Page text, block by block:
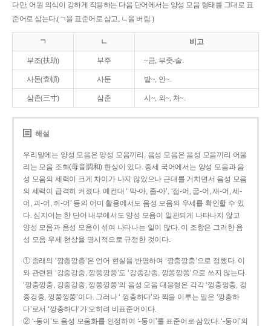
다만, 어원 의식이 강하게 작용하는 다음 단어에서는 양성 모음 형태를 그대로 표
준어로 삼는다.(ㄱ을 표준어로 삼고, ㄴ을 버림.)
ㄱ ㄴ 비고
부조(扶助) 부주 ~금, 부좃-술.
사돈(査頓) 사둔 밭~, 안~.
삼촌(三寸) 삼춘 시~, 외~, 처~.
해설
우리말에는 양성 모음은 양성 모음끼리, 음성 모음은 음성 모음끼리 어울
리는 모음 조화(母音調和) 현상이 있다. 중세 국어에서는 양성 모음과 음
성 모음의 세력이 크게 차이가 나지 않았으나 근대를 거치면서 음성 모음
의 세력이 급격히 커졌다. 예컨대 ‘ 막-아, 좁-아’, ‘접-어, 굽-어, 재-어, 세-
어, 괴-어, 쥐-어’ 등의 어미 활용에서도 음성 모음의 우세를 확인할 수 있
다. 심지어는 한 단어 내부에서도 양성 모음이 일관되게 나타나지 않고
양성 모음과 음성 모음이 섞여 나타나는 일이 많다. 이 조항은 그러한 음
성 모음 우세 현상을 명시적으로 규정한 것이다.
① 종래의 ‘깡총깡총’은 언어 현실을 반영하여 ‘깡충깡충’으로 정했다. 이
와 관련된 ‘강중강중, 깡쭝깡쭝’도 ‘강종강종, 깡쫑깡쫑’으로 쓰지 않는다.
‘깡충깡충, 강중강중, 깡쭝깡쭝’의 음성 모음 대응형은 각각 ‘껑충껑충, 겅
중겅중, 껑쭝껑쭝’이다. 그러나 ‘ 껑충하다’와 짝을 이루는 말은 ‘깡총하
다’로서 ‘깡충하다’가 오히려 비표준어이다.
② ‘-동이’도 음성 모음화를 인정하여 ‘-둥이’를 표준어로 삼았다. ‘-둥이’의